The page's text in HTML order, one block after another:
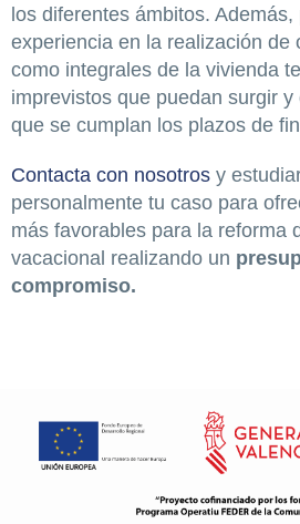
los diferentes ámbitos.
experiencia en la realización de
como integrales de la vivienda
imprevistos que puedan surgir
que se cumplan los plazos de
Contacta con nosotros y
personalmente tu caso para
más favorables para la reforma
vacacional realizando un
compromiso.